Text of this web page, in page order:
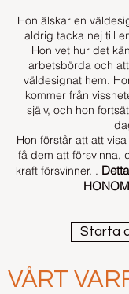
Hon älskar en
aldrig tacka nej till
Hon vet hur det
arbetsbörda och
väldesignat hem.
kommer från
själv, och hon
Hon förstår att att
få dem att försvinna,
kraft försvinner. .
Starta
VÅRT